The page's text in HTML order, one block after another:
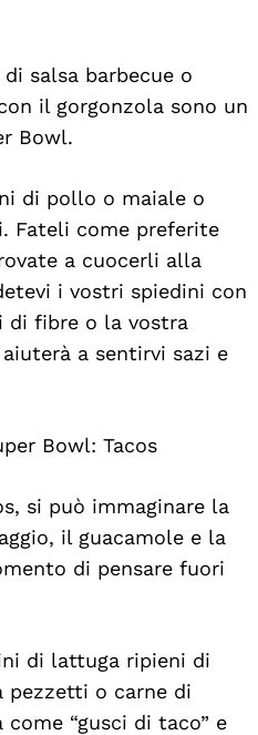
salsa barbecue o
il gorgonzola sono un
Bowl.
di pollo o maiale o
Fateli come preferite
a cuocerli alla
i vostri spiedini con
di fibre o la vostra
a sentirvi sazi e
Bowl: Tacos
si può immaginare la
il guacamole e la
di pensare fuori
di lattuga ripieni di
pezzetti o carne di
“gusci di taco” e